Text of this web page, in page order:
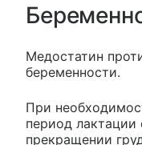
Медостатин
беременности.
При
период лактации
прекращении